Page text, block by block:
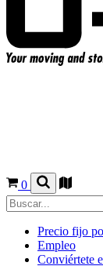
0
Precio fijo
Empleo
Conviértete